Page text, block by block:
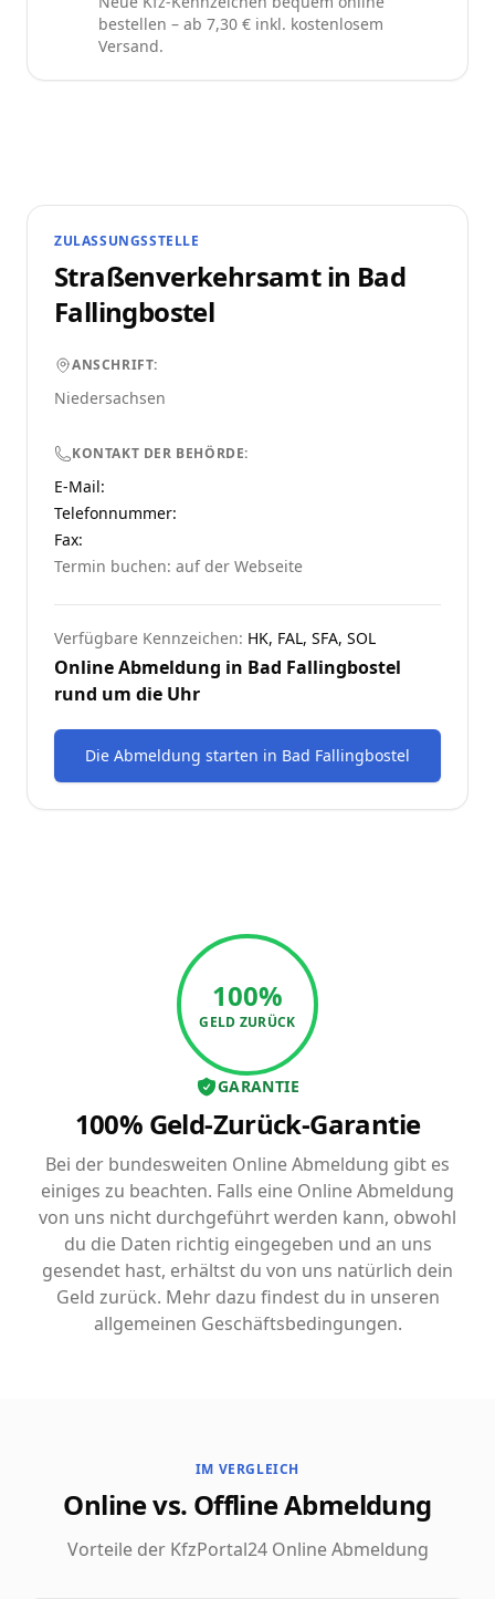
bestellen – ab 7,30 € inkl. kostenlosem
Versand.
ZULASSUNGSSTELLE
Straßenverkehrsamt in Bad
Fallingbostel
ANSCHRIFT:
Niedersachsen
KONTAKT DER BEHÖRDE:
E-Mail:
Telefonnummer:
Fax:
Termin buchen: auf der Webseite
Verfügbare Kennzeichen: HK, FAL, SFA, SOL
Online Abmeldung in Bad Fallingbostel
rund um die Uhr
Die Abmeldung starten in Bad Fallingbostel
100%
GELD ZURÜCK
GARANTIE
100% Geld-Zurück-Garantie
Bei der bundesweiten Online Abmeldung gibt es
einiges zu beachten. Falls eine Online Abmeldung
von uns nicht durchgeführt werden kann, obwohl
du die Daten richtig eingegeben und an uns
gesendet hast, erhältst du von uns natürlich dein
Geld zurück. Mehr dazu findest du in unseren
allgemeinen Geschäftsbedingungen.
IM VERGLEICH
Online vs. Offline Abmeldung
Vorteile der KfzPortal24 Online Abmeldung